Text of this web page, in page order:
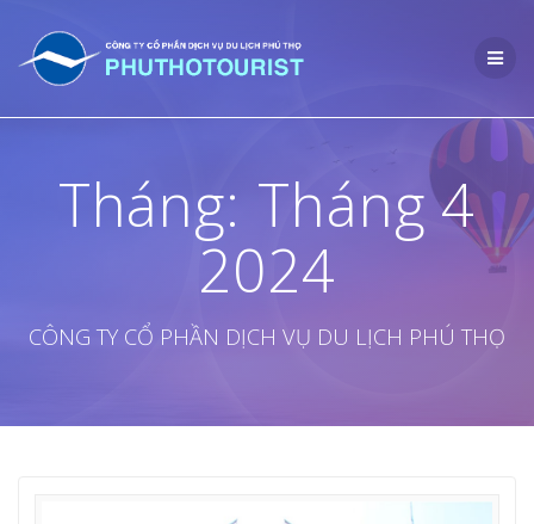
to
content
Tháng: Tháng 4
2024
CÔNG TY CỔ PHẦN DỊCH VỤ DU LỊCH PHÚ THỌ